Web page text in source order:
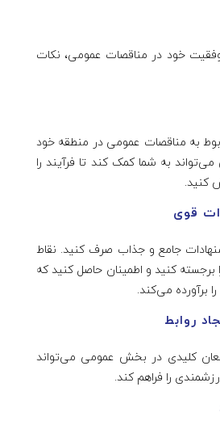
خود در مناقصات عمومی، نکات
به مناقصات عمومی در منطقه خود
به شما کمک کند تا فرآیند را
کنید.
جامع و جذاب صرف کنید. نقاط
کنید و اطمینان حاصل کنید که
برآورده می‌کند.
کلیدی در بخش عمومی می‌تواند
را فراهم کند.